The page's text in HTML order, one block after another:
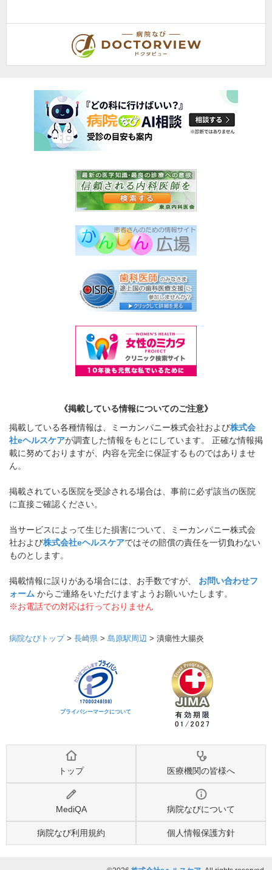
《掲載している情報についてのご注意》
掲載している各種情報は、ミーカンパニー株式会社および株式会
社eヘルスケアが調査した情報をもとにしています。 正確な情報掲
載に努めておりますが、内容を完全に保証するものではありませ
ん。
掲載されている医院を受診される場合は、事前に必ず該当の医院
に直接ご確認ください。
当サービスによって生じた損害について、ミーカンパニー株式会
社および株式会社eヘルスケアではその賠償の責任を一切負わない
ものとします。
掲載情報に誤りがある場合には、お手数ですが、 お問い合わせフ
ォーム からご連絡をいただけますようお願いいたします。
※お電話での対応は行っておりません
病院なびトップ> 長崎県 > 島原駅周辺 > 潰瘍性大腸炎
プライバシーマークについて
トップ 医療機関の皆様へ
MediQA 病院なびについて
病院なび利用規約 個人情報保護方針